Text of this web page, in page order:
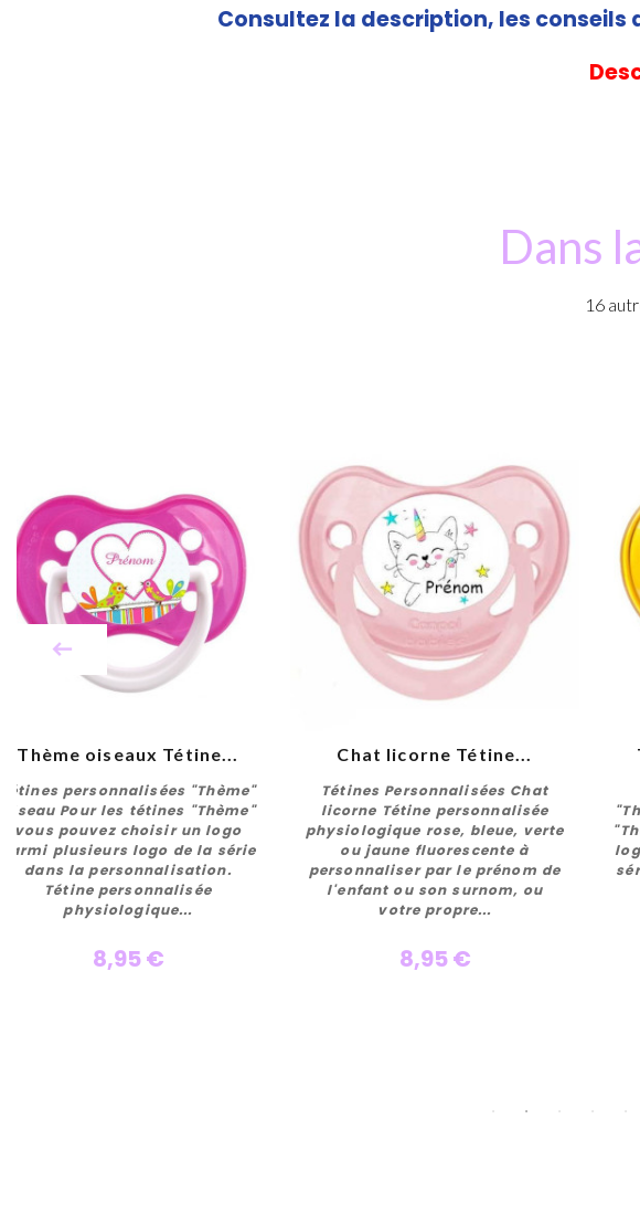
Consultez la description, les
Dans
16
Personnaliser
Thème oiseaux Tétine...
Tétines personnalisées "Thème"
Oiseau Pour les tétines "Thème"
vous pouvez choisir un logo
parmi plusieurs logo de la série
dans la personnalisation.
Tétine personnalisée
physiologique...
8,95 €
Personnaliser
Chat licorne Tétine...
Tétines Personnalisées Chat
licorne Tétine personnalisée
physiologique rose, bleue, verte
ou jaune fluorescente à
personnaliser par le prénom de
l'enfant ou son surnom, ou
votre propre...
8,95 €